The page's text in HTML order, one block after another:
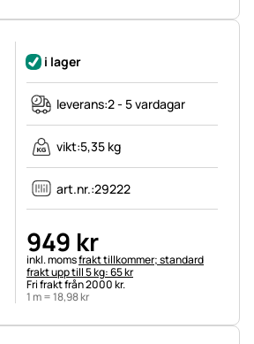
i lager
leverans:2 - 5 vardagar
vikt:5,35 kg
art.nr.:29222
949 kr
Skatteinformation:
inkl. momsfrakt tillkommer; standard
frakt upp till 5 kg: 65 kr
Fri frakt från 2000 kr.
1 m =18,98kr